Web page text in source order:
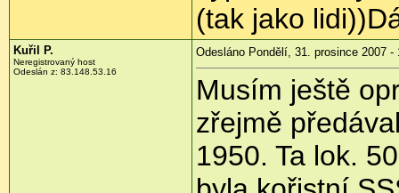
(tak jako
Kuřil P.
Neregistrovaný host
Odeslán z: 83.148.53.16
Odesláno Pondělí, 31. prosince 2007 -
Musím ještě
zřejmě
1950. Ta lok.